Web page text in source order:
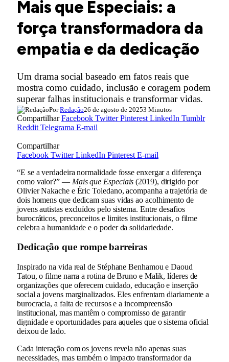
Mais que Especiais: a
força transformadora da
empatia e da dedicação
Um drama social baseado em fatos reais que
mostra como cuidado, inclusão e coragem podem
superar falhas institucionais e transformar vidas.
Por Redação26 de agosto de 20253 Minutos
CompartilharFacebook Twitter Pinterest LinkedIn Tumblr
Reddit Telegrama E-mail
Compartilhar
Facebook Twitter LinkedIn Pinterest E-mail
“E se a verdadeira normalidade fosse enxergar a diferença
como valor?” — Mais que Especiais (2019), dirigido por
Olivier Nakache e Éric Toledano, acompanha a trajetória de
dois homens que dedicam suas vidas ao acolhimento de
jovens autistas excluídos pelo sistema. Entre desafios
burocráticos, preconceitos e limites institucionais, o filme
celebra a humanidade e o poder da solidariedade.
Dedicação que rompe barreiras
Inspirado na vida real de Stéphane Benhamou e Daoud
Tatou, o filme narra a rotina de Bruno e Malik, líderes de
organizações que oferecem cuidado, educação e inserção
social a jovens marginalizados. Eles enfrentam diariamente a
burocracia, a falta de recursos e a incompreensão
institucional, mas mantêm o compromisso de garantir
dignidade e oportunidades para aqueles que o sistema oficial
deixou de lado.
Cada interação com os jovens revela não apenas suas
necessidades, mas também o impacto transformador da